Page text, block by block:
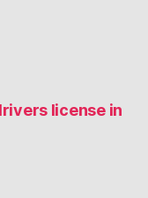
license in